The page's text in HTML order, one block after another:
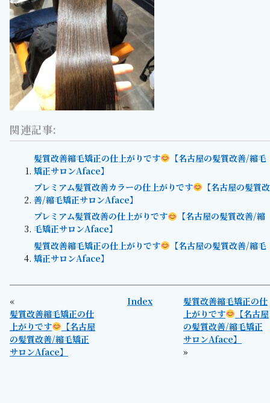
関連記事:
髪質改善縮毛矯正の仕上がりです
【名古屋の髪質改善/縮毛
矯正サロンAface】
プレミアム髪質改善カラーの仕上がりです
【名古屋の髪質改
善/縮毛矯正サロンAface】
プレミアム髪質改善の仕上がりです
【名古屋の髪質改善/縮
毛矯正サロンAface】
髪質改善縮毛矯正の仕上がりです
【名古屋の髪質改善/縮毛
矯正サロンAface】
«
髪質改善縮毛矯正の仕
上がりです
【名古屋
の髪質改善/縮毛矯正
サロンAface】
Index
髪質改善縮毛矯正の仕
上がりです
【名古屋
の髪質改善/縮毛矯正
サロンAface】
»